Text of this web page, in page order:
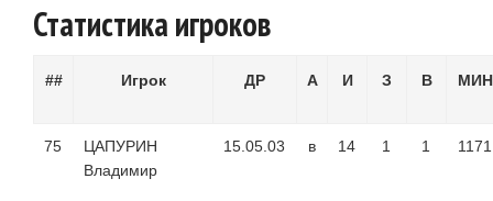
Статистика игроков
## Игрок ДР А И З В МИН
75
ЦАПУРИН
Владимир
15.05.03 в 14 1 1 1171